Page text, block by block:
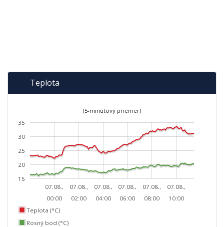
Teplota
(5-minútový priemer)
07.08.,
00:00
07.08.,
02:00
07.08.,
04:00
07.08.,
06:00
07.08.,
08:00
07.08.,
10:00
15
20
25
30
35
Teplota (°C)
Rosný bod (°C)